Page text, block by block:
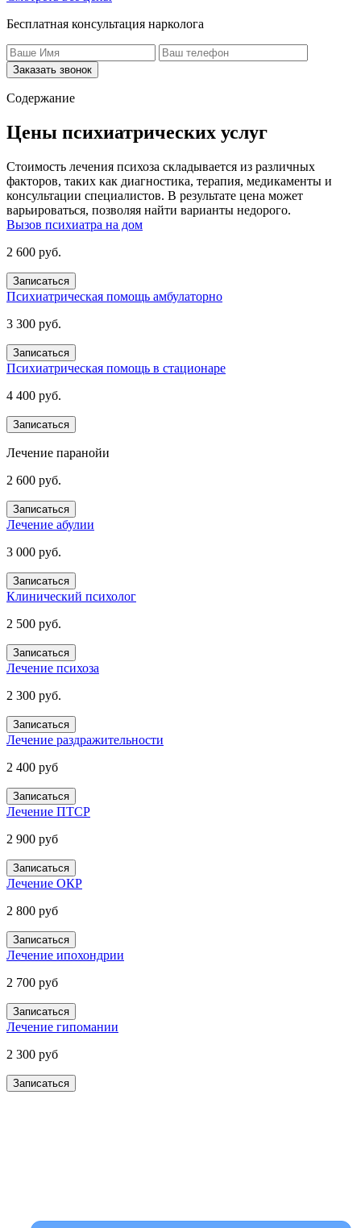
Бесплатная консультация нарколога
Заказать звонок
Содержание
Цены психиатрических услуг
Стоимость лечения психоза складывается из различных
факторов, таких как диагностика, терапия, медикаменты и
консультации специалистов. В результате цена может
варьироваться, позволяя найти варианты недорого.
Вызов психиатра на дом
2 600 руб.
Записаться
Психиатрическая помощь амбулаторно
3 300 руб.
Записаться
Психиатрическая помощь в стационаре
4 400 руб.
Записаться
Лечение паранойи
2 600 руб.
Записаться
Лечение абулии
3 000 руб.
Записаться
Клинический психолог
2 500 руб.
Записаться
Лечение психоза
2 300 руб.
Записаться
Лечение раздражительности
2 400 руб
Записаться
Лечение ПТСР
2 900 руб
Записаться
Лечение ОКР
2 800 руб
Записаться
Лечение ипохондрии
2 700 руб
Записаться
Лечение гипомании
2 300 руб
Записаться